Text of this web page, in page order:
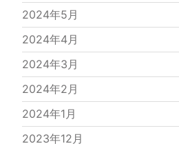
2024年5月
2024年4月
2024年3月
2024年2月
2024年1月
2023年12月